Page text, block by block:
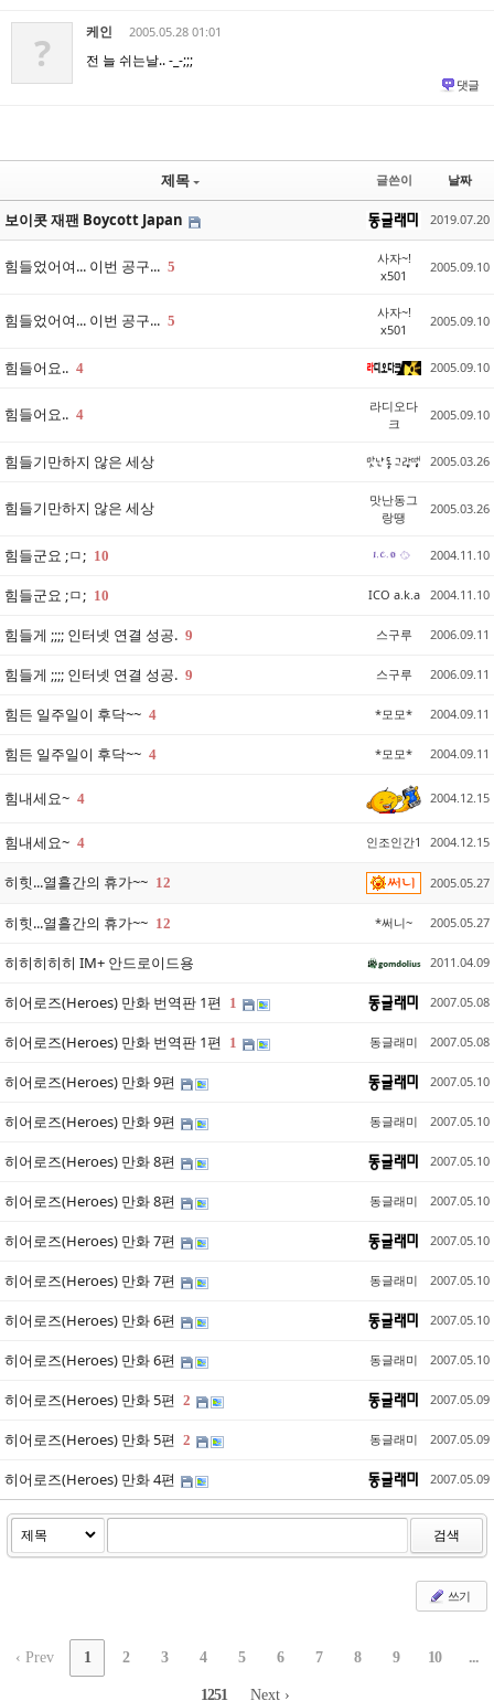
? 케인 2005.05.28 01:01
전 늘 쉬는날.. -_-;;;
댓글
제목 글쓴이 날짜
보이콧 재팬 Boycott Japan 2019.07.20
힘들었어여... 이번 공구... 5
사자~!
x501
2005.09.10
힘들었어여... 이번 공구... 5
사자~!
x501
2005.09.10
힘들어요.. 4 2005.09.10
힘들어요.. 4
라디오다
크
2005.09.10
힘들기만하지 않은 세상 2005.03.26
힘들기만하지 않은 세상
맛난동그
랑땡
2005.03.26
힘들군요 ;ㅁ; 10 2004.11.10
힘들군요 ;ㅁ; 10 ICO a.k.a 2004.11.10
힘들게 ;;;; 인터넷 연결 성공. 9 스구루 2006.09.11
힘들게 ;;;; 인터넷 연결 성공. 9 스구루 2006.09.11
힘든 일주일이 후닥~~ 4 *모모* 2004.09.11
힘든 일주일이 후닥~~ 4 *모모* 2004.09.11
힘내세요~ 4 2004.12.15
힘내세요~ 4 인조인간1 2004.12.15
히힛...열흘간의 휴가~~ 12 2005.05.27
히힛...열흘간의 휴가~~ 12 *써니~ 2005.05.27
히히히히히 IM+ 안드로이드용 2011.04.09
히어로즈(Heroes) 만화 번역판 1편 1 2007.05.08
히어로즈(Heroes) 만화 번역판 1편 1 동글래미 2007.05.08
히어로즈(Heroes) 만화 9편 2007.05.10
히어로즈(Heroes) 만화 9편 동글래미 2007.05.10
히어로즈(Heroes) 만화 8편 2007.05.10
히어로즈(Heroes) 만화 8편 동글래미 2007.05.10
히어로즈(Heroes) 만화 7편 2007.05.10
히어로즈(Heroes) 만화 7편 동글래미 2007.05.10
히어로즈(Heroes) 만화 6편 2007.05.10
히어로즈(Heroes) 만화 6편 동글래미 2007.05.10
히어로즈(Heroes) 만화 5편 2 2007.05.09
히어로즈(Heroes) 만화 5편 2 동글래미 2007.05.09
히어로즈(Heroes) 만화 4편 2007.05.09
검색
쓰기
‹ Prev 1 2 3 4 5 6 7 8 9 10 ...
1251 Next ›